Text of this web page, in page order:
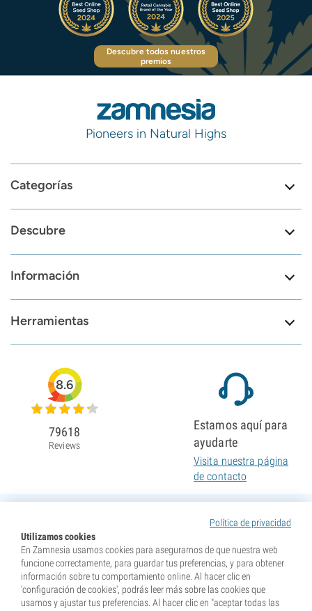
Descubre todos nuestros
premios
Pioneers in Natural Highs
Categorías
Descubre
Información
Herramientas
Política de privacidad
Utilizamos cookies
En Zamnesia usamos cookies para asegurarnos de que nuestra web
funcione correctamente, para guardar tus preferencias, y para obtener
información sobre tu comportamiento online. Al hacer clic en
'configuración de cookies', podrás leer más sobre las cookies que
usamos y ajustar tus preferencias. Al hacer clic en "aceptar todas las
8.6
79618
Reviews
Estamos aquí para
ayudarte
Visita nuestra página
de contacto